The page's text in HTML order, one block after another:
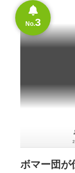
No.3
2
ボマー団が